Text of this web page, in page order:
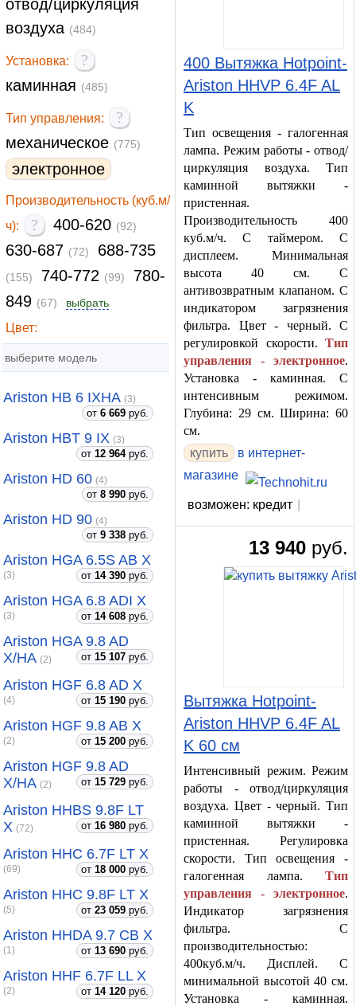
отвод/циркуляция
воздуха (484)
Установка:
?
каминная (485)
Тип управления:
?
механическое (775)
электронное
Производительность (куб.м/
ч):
? 400-620 (92)
630-687 (72) 688-735
(155) 740-772 (99)
780-
849 (67) выбрать
Цвет:
выберите модель
Ariston HB 6 IXHA (3)
от 6 669 руб.
Ariston HBT 9 IX (3)
от 12 964руб.
Ariston HD 60 (4)
от 8 990 руб.
Ariston HD 90 (4)
от 9 338 руб.
Ariston HGA 6.5S AB X
(3) от 14 390 руб.
Ariston HGA 6.8 ADI X
(3) от 14 608 руб.
Ariston HGA 9.8 AD
X/HA (2) от 15 107 руб.
Ariston HGF 6.8 AD X
(4) от 15 190 руб.
Ariston HGF 9.8 AB X
(2) от 15 200 руб.
Ariston HGF 9.8 AD
X/HA (2) от 15 729 руб.
Ariston HHBS 9.8F LT
X (72) от 16 980 руб.
Ariston HHC 6.7F LT X
(69) от 18 000 руб.
Ariston HHC 9.8F LT X
(5) от 23 059 руб.
Ariston HHDA 9.7 CB X
(1) от 13 690 руб.
Ariston HHF 6.7F LL X
(2) от 14 120 руб.
400 Вытяжка Hotpoint-
Ariston HHVP 6.4F AL
K
Тип освещения - галогенная
лампа. Режим работы - отвод/
циркуляция воздуха. Тип
каминной вытяжки -
пристенная.
Производительность 400
куб.м/ч. С таймером. С
дисплеем. Минимальная
высота 40 см. С
антивозвратным клапаном. С
индикатором загрязнения
фильтра. Цвет - черный. С
регулировкой скорости. Тип
управления - электронное.
Установка - каминная. С
интенсивным режимом.
Глубина: 29 см. Ширина: 60
см.
купить
в интернет-
магазине
возможен: кредит
13 940 руб.
Вытяжка Hotpoint-
Ariston HHVP 6.4F AL
K 60 см
Интенсивный режим. Режим
работы - отвод/циркуляция
воздуха. Цвет - черный. Тип
каминной вытяжки -
пристенная. Регулировка
скорости. Тип освещения -
галогенная лампа. Тип
управления - электронное.
Индикатор загрязнения
фильтра. С
производительностью:
400куб.м/ч. Дисплей. С
минимальной высотой 40 см.
Установка - каминная.